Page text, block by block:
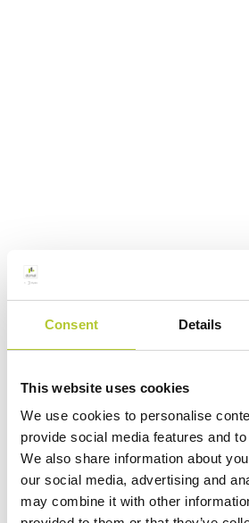
Consent Details
This website uses cookies
We use cookies to personalise
provide social media features and
We also share information about
our social media, advertising and
may combine it with other